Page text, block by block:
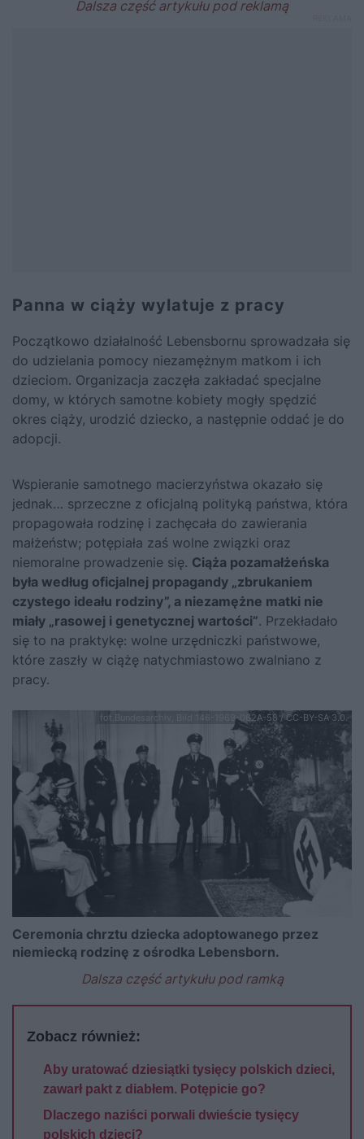
Panna w ciąży wylatuje z pracy
Początkowo działalność Lebensbornu sprowadzała się
do udzielania pomocy niezamężnym matkom i ich
dzieciom. Organizacja zaczęła zakładać specjalne
domy, w których samotne kobiety mogły spędzić
okres ciąży, urodzić dziecko, a następnie oddać je do
adopcji.
Wspieranie samotnego macierzyństwa okazało się
jednak… sprzeczne z oficjalną polityką państwa, która
propagowała rodzinę i zachęcała do zawierania
małżeństw; potępiała zaś wolne związki oraz
niemoralne prowadzenie się. Ciąża pozamałżeńska
była według oficjalnej propagandy „zbrukaniem
czystego ideału rodziny”, a niezamężne matki nie
miały „rasowej i genetycznej wartości”. Przekładało
się to na praktykę: wolne urzędniczki państwowe,
które zaszły w ciążę natychmiastowo zwalniano z
pracy.
fot.Bundesarchiv, Bild 146-1969-062A-58 / CC-BY-SA 3.0.
Ceremonia chrztu dziecka adoptowanego przez
niemiecką rodzinę z ośrodka Lebensborn.
Dalsza część artykułu pod ramką
Zobacz również:
Aby uratować dziesiątki tysięcy polskich dzieci,
zawarł pakt z diabłem. Potępicie go?
Dlaczego naziści porwali dwieście tysięcy
polskich dzieci?